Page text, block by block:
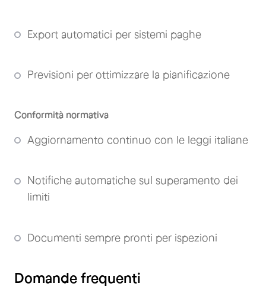
Export automatici per sistemi paghe
Previsioni per ottimizzare la pianificazione
Conformità normativa
Aggiornamento continuo con le leggi italiane
Notifiche automatiche sul superamento dei
limiti
Documenti sempre pronti per ispezioni
Domande frequenti